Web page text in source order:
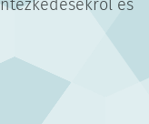
és